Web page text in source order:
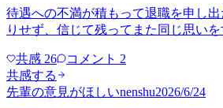
待遇への不満が積もって退職を申し
りせず、信じて残ってまた同じ思い
共感 26 コメント 2
共感する
先輩の意見がほしいnenshu2026/6/24